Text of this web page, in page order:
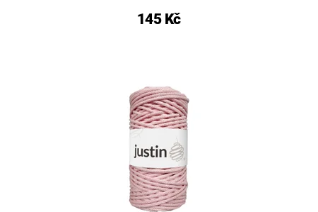
145 Kč